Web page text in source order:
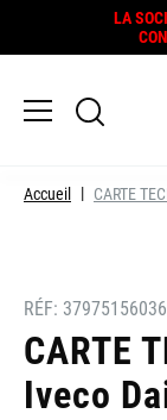
LA
Accueil CARTE
RÉF:
CARTE
Iveco